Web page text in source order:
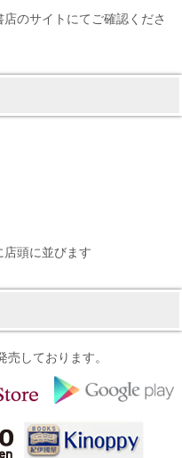
のサイトにてご確認くださ
頭に並びます
売しております。